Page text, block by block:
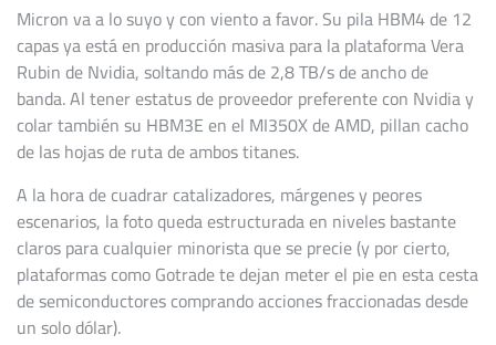
Micron va a lo suyo y con viento a favor. Su pila HBM4 de 12
capas ya está en producción masiva para la plataforma Vera
Rubin de Nvidia, soltando más de 2,8 TB/s de ancho de
banda. Al tener estatus de proveedor preferente con Nvidia y
colar también su HBM3E en el MI350X de AMD, pillan cacho
de las hojas de ruta de ambos titanes.
A la hora de cuadrar catalizadores, márgenes y peores
escenarios, la foto queda estructurada en niveles bastante
claros para cualquier minorista que se precie (y por cierto,
plataformas como Gotrade te dejan meter el pie en esta cesta
de semiconductores comprando acciones fraccionadas desde
un solo dólar).